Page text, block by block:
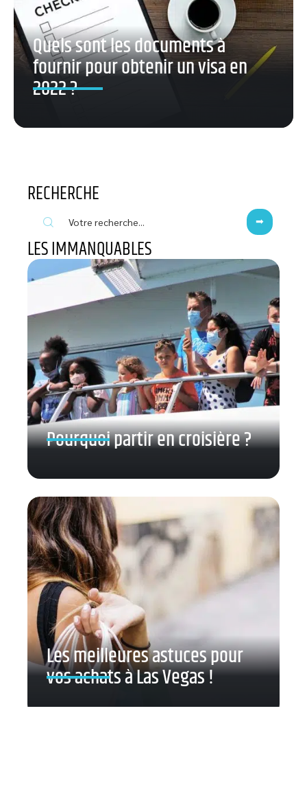
Quels sont les documents à
fournir pour obtenir un visa en
2022 ?
RECHERCHE
LES IMMANQUABLES
Pourquoi partir en croisière ?
Les meilleures astuces pour
vos achats à Las Vegas !